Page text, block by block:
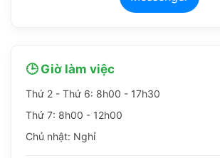
🕒 Giờ làm việc
Thứ 2 - Thứ 6: 8h00 - 17h30
Thứ 7: 8h00 - 12h00
Chủ nhật: Nghỉ